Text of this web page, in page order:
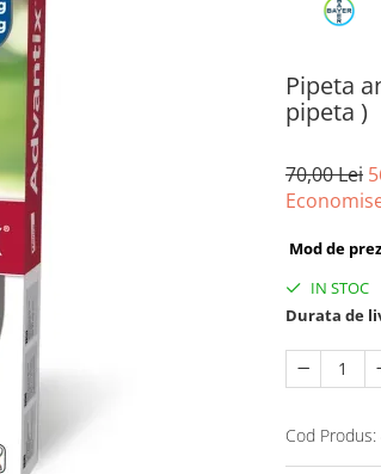
Pipeta
pipeta )
70,00 Lei
Mod de
IN STOC
Durata de
Cod Produs: